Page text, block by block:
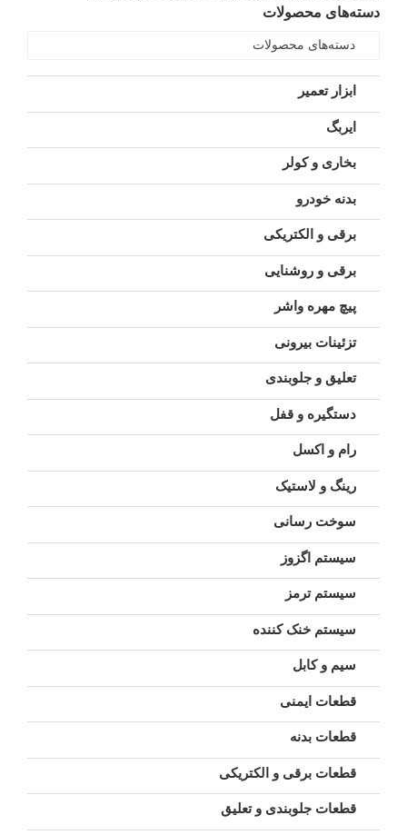
دسته‌های محصولات
دسته‌های محصولات
ابزار تعمیر
ایربگ
بخاری و کولر
بدنه خودرو
برقی و الکتریکی
برقی و روشنایی
پیچ مهره واشر
تزئینات بیرونی
تعلیق و جلوبندی
دستگیره و قفل
رام و اکسل
رینگ و لاستیک
سوخت رسانی
سیستم اگزوز
سیستم ترمز
سیستم خنک کننده
سیم و کابل
قطعات ایمنی
قطعات بدنه
قطعات برقی و الکتریکی
قطعات جلوبندی و تعلیق